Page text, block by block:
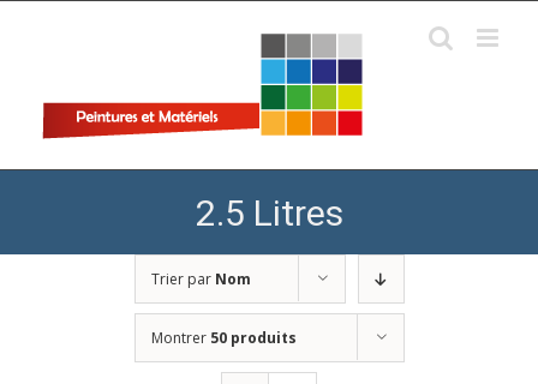
2.5 Litres
Trier par Nom
Montrer 50 produits